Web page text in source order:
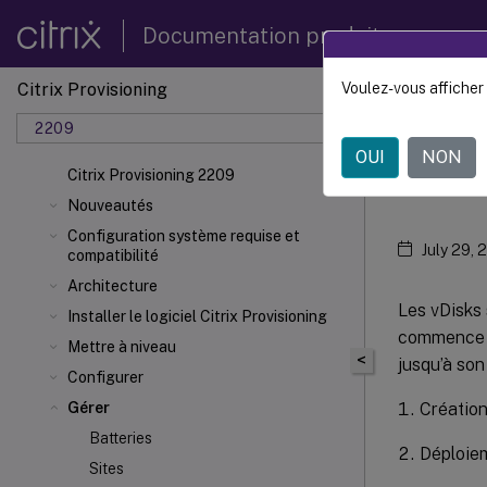
Documentation produit
Citrix Provisioning
2209
Citrix Provisioning 2209
Nouveautés
Configuration système requise et
compatibilité
Architecture
Installer le logiciel Citrix Provisioning
Mettre à niveau
Configurer
Gérer
Batteries
Sites
Citrix
<
July 29,
Les
jusqu’à
Création
Voulez-vous
OUI NON